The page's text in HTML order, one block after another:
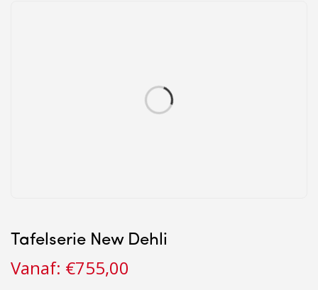
Tafelserie New Dehli
Vanaf: €755,00